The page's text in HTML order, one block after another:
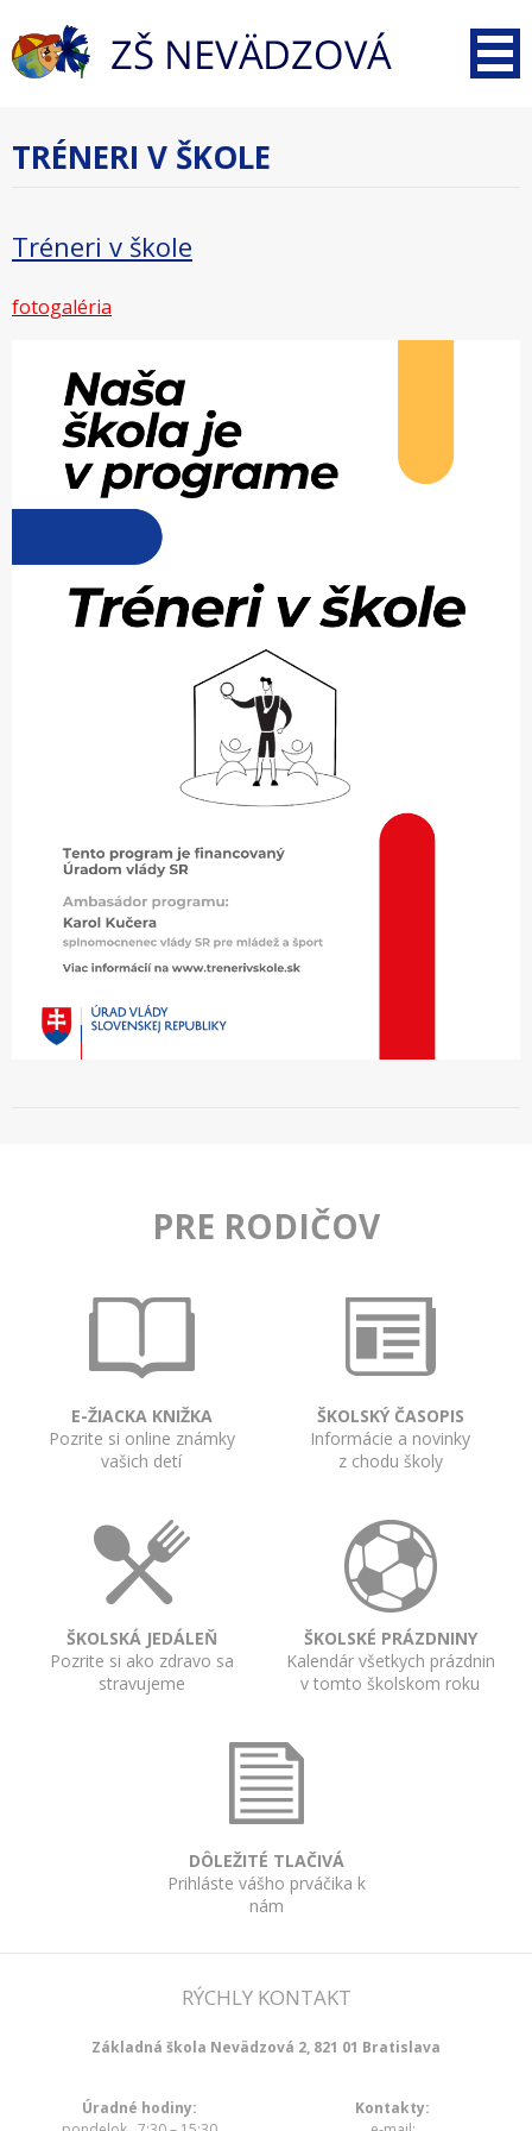
TRÉNERI V ŠKOLE
Tréneri v škole
fotogaléria
PRE RODIČOV
E-ŽIACKA KNIŽKA
Pozrite si online známky
vašich detí
ŠKOLSKÝ ČASOPIS
Informácie a novinky
z chodu školy
ŠKOLSKÁ JEDÁLEŇ
Pozrite si ako zdravo sa
stravujeme
ŠKOLSKÉ PRÁZDNINY
Kalendár všetkych prázdnin
v tomto školskom roku
DÔLEŽITÉ TLAČIVÁ
Prihláste vášho prváčika k
nám
RÝCHLY KONTAKT
Základná škola Nevädzová 2, 821 01 Bratislava
Úradné hodiny:
Kontakty: